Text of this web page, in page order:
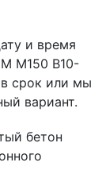
и время
М150 B10-
в срок или мы
вариант.
бетон